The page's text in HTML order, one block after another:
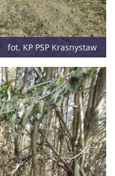
fot. KP PSP Krasnystaw